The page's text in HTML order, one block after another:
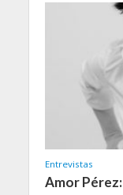
Entrevistas
Amor